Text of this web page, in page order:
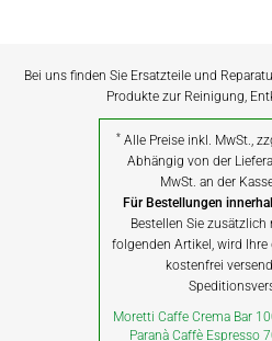
Bei uns finden Sie Ersatzteile und
Produkte zur Reinigung,
* Alle Preise inkl. MwSt.,
Abhängig von der
MwSt. an der
Für Bestellungen
Bestellen Sie
folgenden Artikel, wird Ihre
kostenfrei
Moretti Caffe Crema Bar
Paranà Caffè Espresso